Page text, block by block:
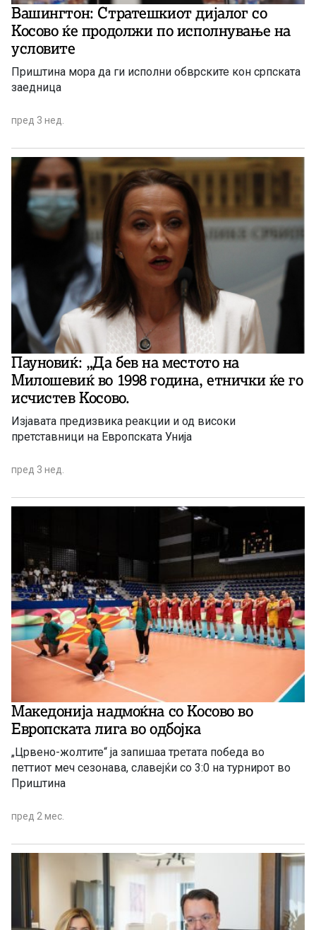
Вашингтон: Стратешкиот дијалог со
Косово ќе продолжи по исполнување на
условите
Приштина мора да ги исполни обврските кон српската
заедница
пред 3 нед.
Пауновиќ: „Да бев на местото на
Милошевиќ во 1998 година, етнички ќе го
исчистев Косово.
Изјавата предизвика реакции и од високи
претставници на Европската Унија
пред 3 нед.
Македонија надмоќна со Косово во
Европската лига во одбојка
„Црвено-жолтите“ ја запишаа третата победа во
петтиот меч сезонава, славејќи со 3:0 на турнирот во
Приштина
пред 2 мес.